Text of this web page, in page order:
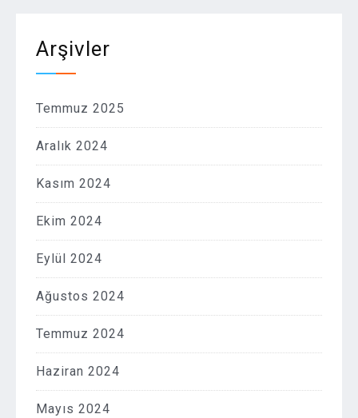
Arşivler
Temmuz 2025
Aralık 2024
Kasım 2024
Ekim 2024
Eylül 2024
Ağustos 2024
Temmuz 2024
Haziran 2024
Mayıs 2024